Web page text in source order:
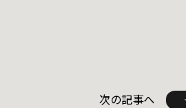
次の記事へ